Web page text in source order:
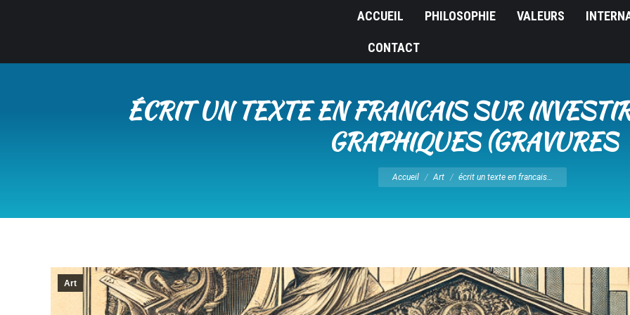
ACCUEIL PHILOSOPHIE VALEURS
CONTACT
ÉCRIT UN TEXTE EN FRANCAIS SUR
GRAPHIQUES (GRAVURES
Vous êtes ici :
Accueil Art écrit un texte en francais…
Art